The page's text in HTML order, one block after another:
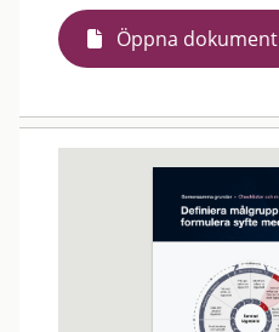
Öppna dokument